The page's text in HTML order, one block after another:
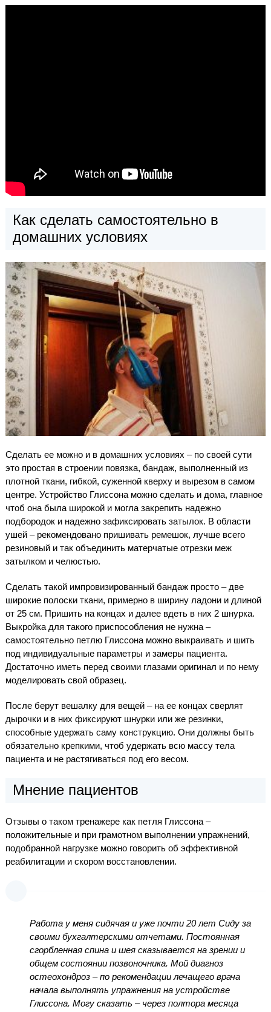
Как сделать самостоятельно в
домашних условиях
Сделать ее можно и в домашних условиях – по своей сути
это простая в строении повязка, бандаж, выполненный из
плотной ткани, гибкой, суженной кверху и вырезом в самом
центре. Устройство Глиссона можно сделать и дома, главное
чтоб она была широкой и могла закрепить надежно
подбородок и надежно зафиксировать затылок. В области
ушей – рекомендовано пришивать ремешок, лучше всего
резиновый и так объединить матерчатые отрезки меж
затылком и челюстью.
Сделать такой импровизированный бандаж просто – две
широкие полоски ткани, примерно в ширину ладони и длиной
от 25 см. Пришить на концах и далее вдеть в них 2 шнурка.
Выкройка для такого приспособления не нужна –
самостоятельно петлю Глиссона можно выкраивать и шить
под индивидуальные параметры и замеры пациента.
Достаточно иметь перед своими глазами оригинал и по нему
моделировать свой образец.
После берут вешалку для вещей – на ее концах сверлят
дырочки и в них фиксируют шнурки или же резинки,
способные удержать саму конструкцию. Они должны быть
обязательно крепкими, чтоб удержать всю массу тела
пациента и не растягиваться под его весом.
Мнение пациентов
Отзывы о таком тренажере как петля Глиссона –
положительные и при грамотном выполнении упражнений,
подобранной нагрузке можно говорить об эффективной
реабилитации и скором восстановлении.
Работа у меня сидячая и уже почти 20 лет Сиду за
своими бухгалтерскими отчетами. Постоянная
сгорбленная спина и шея сказывается на зрении и
общем состоянии позвоночника. Мой диагноз
остеохондроз – по рекомендации лечащего врача
начала выполнять упражнения на устройстве
Глиссона. Могу сказать – через полтора месяца